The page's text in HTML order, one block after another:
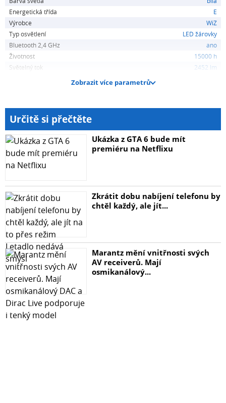
Energetická třída
E
Výrobce
WiZ
Typ osvětlení
LED žárovky
Bluetooth 2,4 GHz
ano
Životnost
15000 h
Světelný tok
2452 lm
Zobrazit více parametrů
Určitě si přečtěte
Ukázka z GTA 6 bude mít
premiéru na Netflixu
Zkrátit dobu nabíjení telefonu by
chtěl každý, ale jít...
Marantz mění vnitřnosti svých
AV receiverů. Mají
osmikanálový...